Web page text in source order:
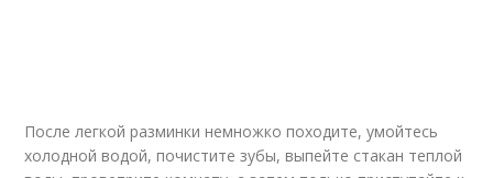
После легкой разминки немножко походите, умойтесь
холодной водой, почистите зубы, выпейте стакан теплой